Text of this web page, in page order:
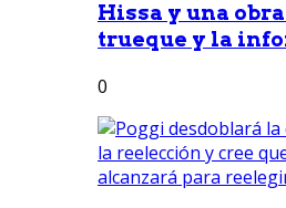
Hissa y una
trueque y la
0